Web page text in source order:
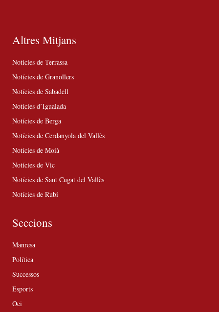
Altres Mitjans
Notícies de Terrassa
Notícies de Granollers
Notícies de Sabadell
Notícies d’Igualada
Notícies de Berga
Notícies de Cerdanyola del Vallès
Notícies de Moià
Notícies de Vic
Notícies de Sant Cugat del Vallès
Notícies de Rubí
Seccions
Manresa
Política
Successos
Esports
Oci